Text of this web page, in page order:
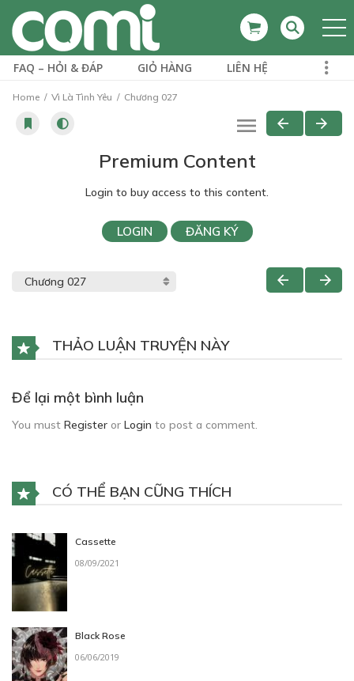
FAQ – HỎI & ĐÁP GIỎ HÀNG LIÊN HỆ
Home Vì Là Tình Yêu Chương 027
Premium Content
Login to buy access to this content.
LOGIN ĐĂNG KÝ
THẢO LUẬN TRUYỆN NÀY
Để lại một bình luận
You must Register or Login to post a comment.
CÓ THỂ BẠN CŨNG THÍCH
Cassette
08/09/2021
Black Rose
06/06/2019